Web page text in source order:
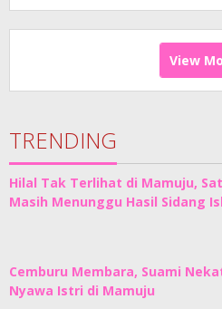
View
TRENDING
Hilal Tak Terlihat di Mamuju,
Masih Menunggu Hasil Sidang
Cemburu Membara, Suami
Nyawa Istri di Mamuju